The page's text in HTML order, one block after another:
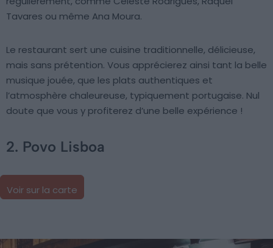
Tavares ou même Ana Moura.
Le restaurant sert une cuisine traditionnelle, délicieuse,
mais sans prétention. Vous apprécierez ainsi tant la belle
musique jouée, que les plats authentiques et
l’atmosphère chaleureuse, typiquement portugaise. Nul
doute que vous y profiterez d’une belle expérience !
2. Povo Lisboa
Voir sur la carte